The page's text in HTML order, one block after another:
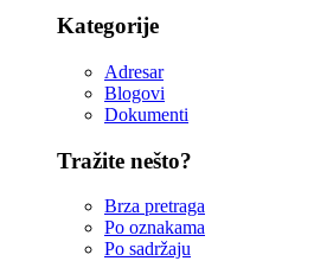
Kategorije
Adresar
Blogovi
Dokumenti
Tražite nešto?
Brza pretraga
Po oznakama
Po sadržaju